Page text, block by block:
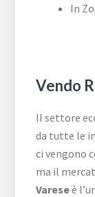
In
Vendo
Il settore
da tutte le
ci vengono
ma il
Vareseè